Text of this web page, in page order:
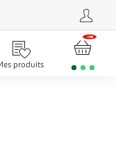
produits